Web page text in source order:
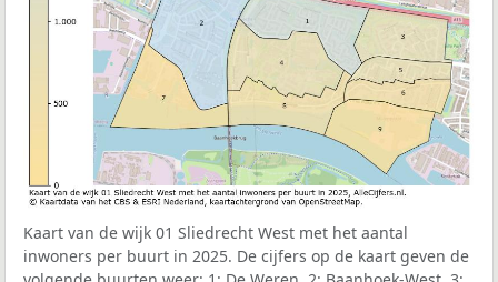
Kaart van de wijk 01 Sliedrecht West met het aantal
inwoners per buurt in 2025. De cijfers op de kaart geven de